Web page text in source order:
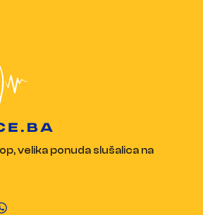
velika ponuda slušalica na